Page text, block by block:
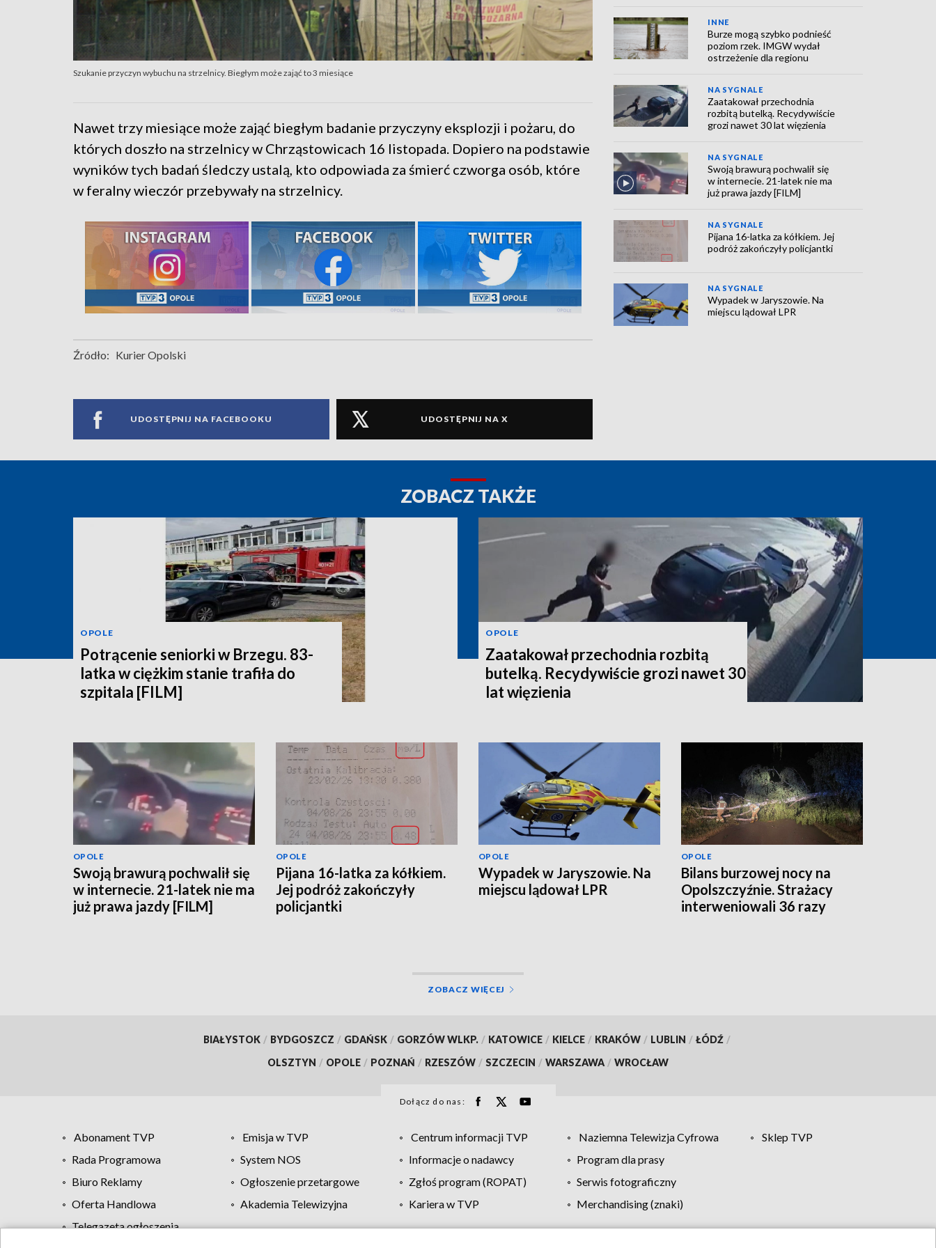
Szukanie przyczyn wybuchu na strzelnicy. Biegłym może zająć to 3 miesiące
Nawet trzy miesiące może zająć biegłym badanie przyczyny eksplozji i pożaru, do
których doszło na strzelnicy w Chrząstowicach 16 listopada. Dopiero na podstawie
wyników tych badań śledczy ustalą, kto odpowiada za śmierć czworga osób, które
w feralny wieczór przebywały na strzelnicy.
Źródło: Kurier Opolski
UDOSTĘPNIJ NA FACEBOOKU UDOSTĘPNIJ NA X
INNE
Burze mogą szybko podnieść
poziom rzek. IMGW wydał
ostrzeżenie dla regionu
NA SYGNALE
Zaatakował przechodnia
rozbitą butelką. Recydywiście
grozi nawet 30 lat więzienia
NA SYGNALE
Swoją brawurą pochwalił się
w internecie. 21-latek nie ma
już prawa jazdy [FILM]
NA SYGNALE
Pijana 16-latka za kółkiem. Jej
podróż zakończyły policjantki
NA SYGNALE
Wypadek w Jaryszowie. Na
miejscu lądował LPR
ZOBACZ TAKŻE
OPOLE
Potrącenie seniorki w Brzegu. 83-
latka w ciężkim stanie trafiła do
szpitala [FILM]
OPOLE
Zaatakował przechodnia rozbitą
butelką. Recydywiście grozi nawet 30
lat więzienia
OPOLE
Swoją brawurą pochwalił się
w internecie. 21-latek nie ma
już prawa jazdy [FILM]
OPOLE
Pijana 16-latka za kółkiem.
Jej podróż zakończyły
policjantki
OPOLE
Wypadek w Jaryszowie. Na
miejscu lądował LPR
OPOLE
Bilans burzowej nocy na
Opolszczyźnie. Strażacy
interweniowali 36 razy
ZOBACZ WIĘCEJ
BIAŁYSTOK / BYDGOSZCZ / GDAŃSK / GORZÓW WLKP. / KATOWICE / KIELCE / KRAKÓW / LUBLIN / ŁÓDŹ /
OLSZTYN / OPOLE / POZNAŃ / RZESZÓW / SZCZECIN / WARSZAWA / WROCŁAW
Dołącz do nas:
Abonament TVP Emisja w TVP Centrum informacji TVP Naziemna Telewizja Cyfrowa
Sklep TVP
Rada Programowa
System NOS Informacje o nadawcy
Program dla prasy
Biuro Reklamy
Ogłoszenie przetargowe Zgłoś program (ROPAT)
Serwis fotograficzny
Oferta Handlowa
Akademia Telewizyjna Kariera w TVP
Merchandising (znaki)
Telegazeta ogłoszenia